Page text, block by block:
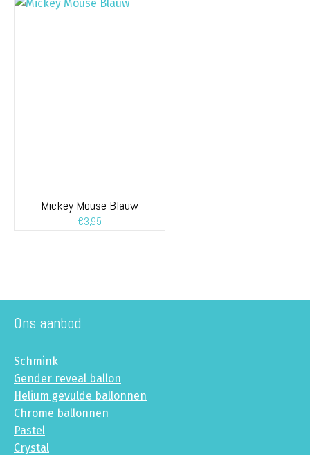
Mickey Mouse Blauw
€3,95
Ons aanbod
Schmink
Gender reveal ballon
Helium gevulde ballonnen
Chrome ballonnen
Pastel
Crystal